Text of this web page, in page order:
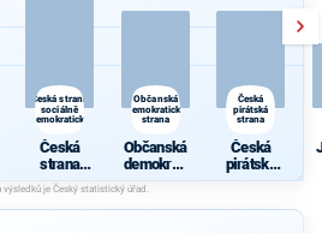
Česká strana
sociálně
demokratická
Česká
strana
sociálně
demokrati
cká
Občanská
demokratická
strana
Občanská
demokrati
cká strana
Česká
pirátská
strana
Česká
pirátská
strana